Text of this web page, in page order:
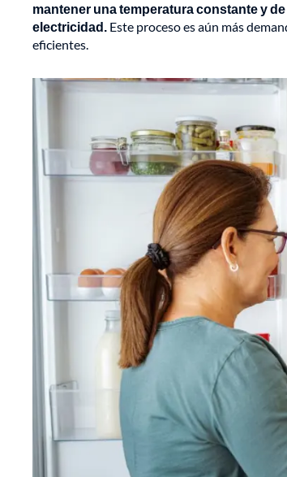
mantener una temperatura constante y
electricidad. Este proceso es aún más
eficientes.